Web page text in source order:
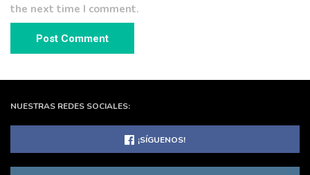
the next time I comment.
NUESTRAS REDES SOCIALES:
¡SÍGUENOS!